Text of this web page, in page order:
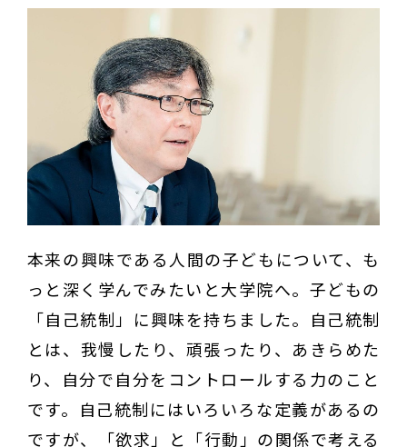
本来の興味である人間の子どもについて、も
っと深く学んでみたいと大学院へ。子どもの
「自己統制」に興味を持ちました。自己統制
とは、我慢したり、頑張ったり、あきらめた
り、自分で自分をコントロールする力のこと
です。自己統制にはいろいろな定義があるの
ですが、「欲求」と「行動」の関係で考える